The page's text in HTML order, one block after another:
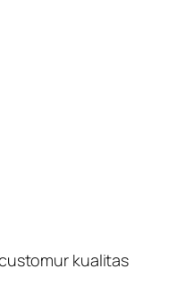
kualitas